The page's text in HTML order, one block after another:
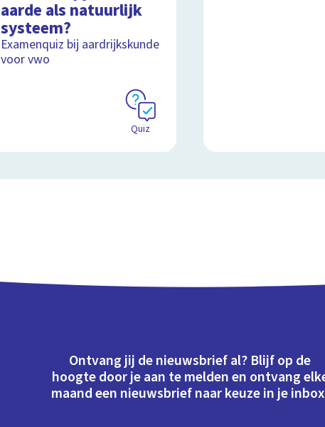
aarde als natuurlijk
systeem?
Examenquiz bij aardrijkskunde
voor vwo
Quiz
Ontvang jij de nieuwsbrief al? Blijf op de
hoogte door je aan te melden en ontvang
maand een nieuwsbrief naar keuze in je